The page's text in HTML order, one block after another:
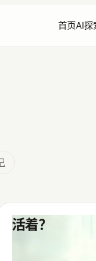
首页AI探
活着？